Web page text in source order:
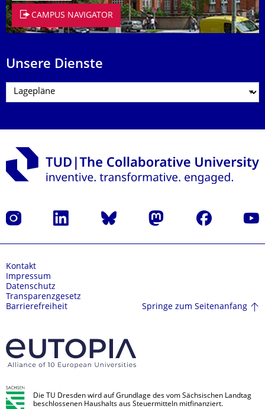
CAMPUS NAVIGATOR
Unsere Dienste
Instagram LinkedIn Bluesky Mastodon Facebook
Kontakt
Impressum
Datenschutz
Transparenzgesetz
Barrierefreiheit
Springe zum Seitenanfang
Die TU Dresden wird auf Grundlage des vom Sächsischen Landtag
beschlossenen Haushalts aus Steuermitteln mitfinanziert.